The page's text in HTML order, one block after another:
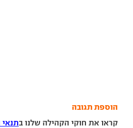
הוספת תגובה
קראו את חוקי הקהילה שלנו ב